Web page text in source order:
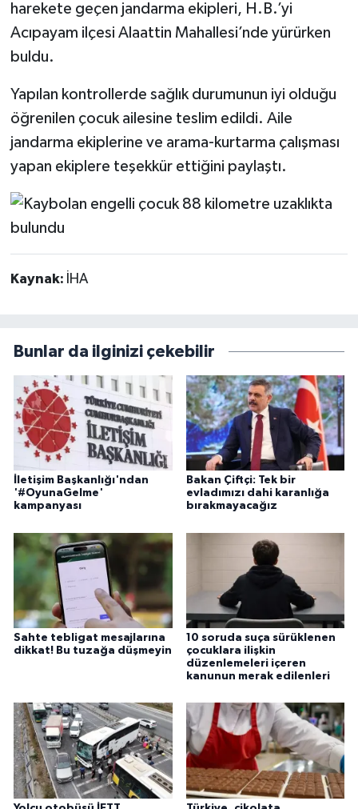
harekete geçen jandarma ekipleri, H.B.’yi
Acıpayam ilçesi Alaattin Mahallesi’nde yürürken
buldu.
Yapılan kontrollerde sağlık durumunun iyi olduğu
öğrenilen çocuk ailesine teslim edildi. Aile
jandarma ekiplerine ve arama-kurtarma çalışması
yapan ekiplere teşekkür ettiğini paylaştı.
Kaynak: İHA
Bunlar da ilginizi çekebilir
İletişim Başkanlığı'ndan
'#OyunaGelme'
kampanyası
Bakan Çiftçi: Tek bir
evladımızı dahi karanlığa
bırakmayacağız
Sahte tebligat mesajlarına
dikkat! Bu tuzağa düşmeyin
10 soruda suça sürüklenen
çocuklara ilişkin
düzenlemeleri içeren
kanunun merak edilenleri